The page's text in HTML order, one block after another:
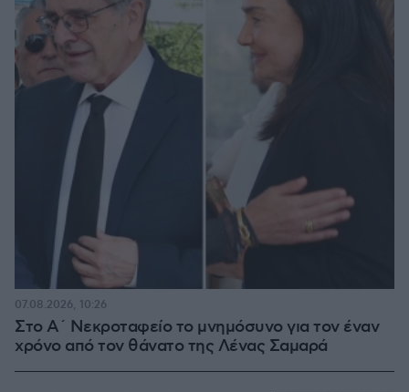
Στο Α΄ Νεκροταφείο το μνημόσυνο για τον έναν
χρόνο από τον θάνατο της Λένας Σαμαρά
07.08.2026, 10:26